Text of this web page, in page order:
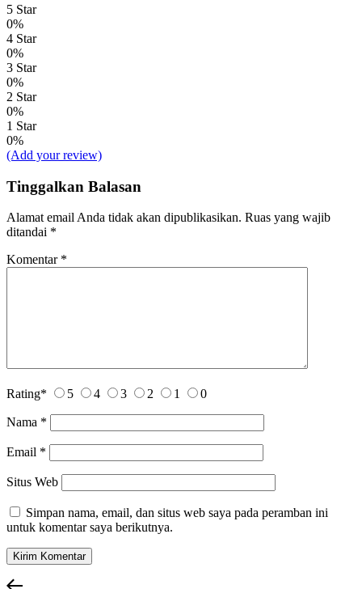
5 Star
0%
4 Star
0%
3 Star
0%
2 Star
0%
1 Star
0%
(Add your review)
Tinggalkan Balasan
Alamat email Anda tidak akan dipublikasikan. Ruas yang wajib
ditandai *
Komentar *
Rating* 5 4 3 2 1 0
Nama *
Email *
Situs Web
Simpan nama, email, dan situs web saya pada peramban ini
untuk komentar saya berikutnya.